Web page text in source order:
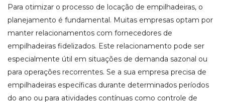
Para otimizar o processo de locação de empilhadeiras, o
planejamento é fundamental. Muitas empresas optam por
manter relacionamentos com fornecedores de
empilhadeiras fidelizados. Este relacionamento pode ser
especialmente útil em situações de demanda sazonal ou
para operações recorrentes. Se a sua empresa precisa de
empilhadeiras específicas durante determinados períodos
do ano ou para atividades contínuas como controle de